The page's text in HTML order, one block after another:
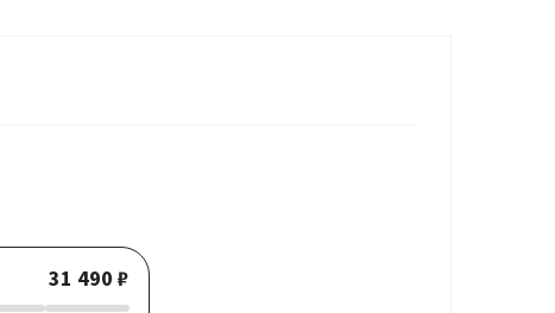
31 490 ₽